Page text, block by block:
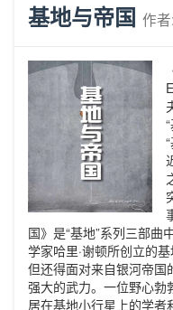
基地与帝国 作者:
国》是“基地”系列三部曲
学家哈里·谢顿所创立的
但还得面对来自银河帝国
强大的武力。一位野心勃
居在基地小行星上的学者